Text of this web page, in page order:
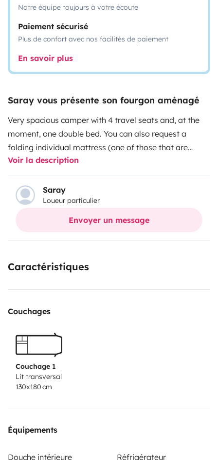
Notre équipe toujours à votre écoute
Paiement sécurisé
Plus de confort avec nos facilités de paiement
En savoir plus
Saray vous présente son fourgon aménagé
Very spacious camper with 4 travel seats and, at the
moment, one double bed. You can also request a
folding individual mattress (one of those that are
made to be assembled on the front seats). In the
future, we will expand to another double bed, so that
there is space for 4 people to sleep. We recommend
having the ability to drive large vehicles or a C license,
since it is a fairly long van (L4H3).
Voir la description
Saray
Loueur particulier
Envoyer un message
Caractéristiques
Couchages
Couchage 1
Lit transversal
130x180 cm
Équipements
Douche intérieure Réfrigérateur